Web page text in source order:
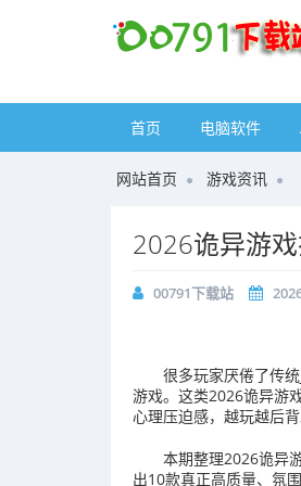
首页 电脑软件
网站首页 游戏资讯
2026诡异游
00791下载站
很多玩家厌倦了传
游戏。这类2026诡异游
心理压迫感，越玩越后背
本期整理2026诡异
出10款真正高质量、氛